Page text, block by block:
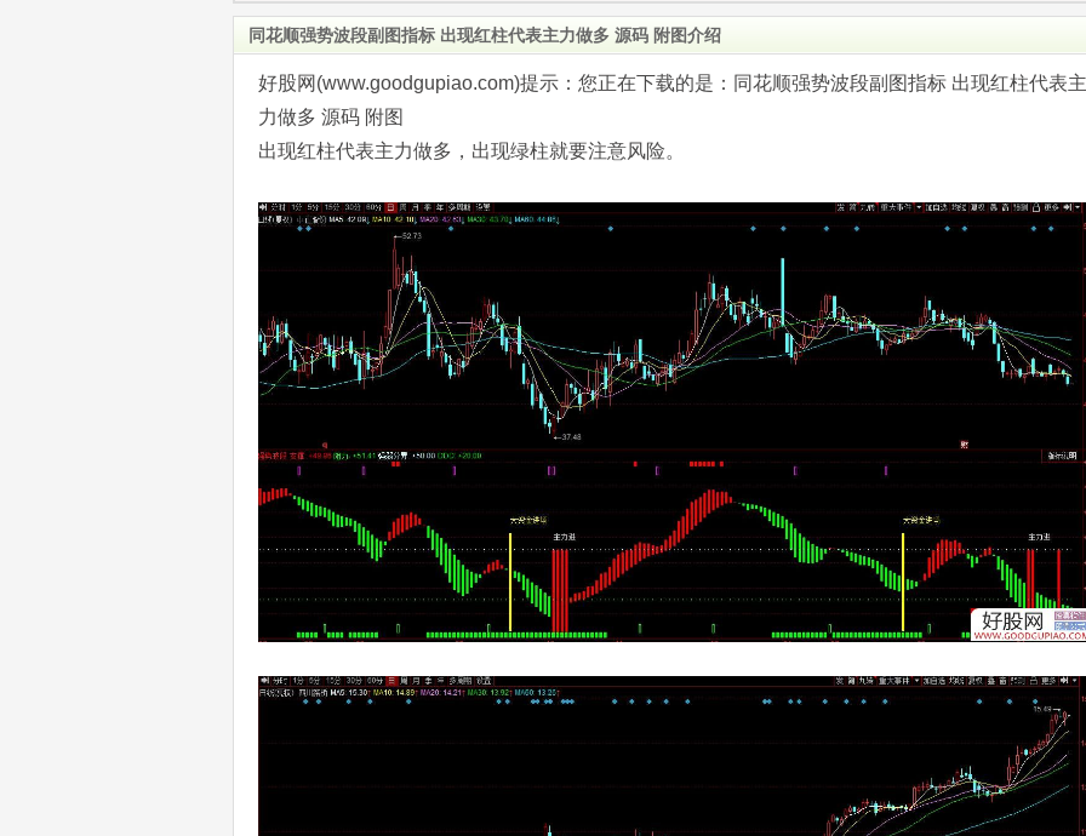
同花顺强势波段副图指标 出现红柱代表主力做多 源码 附图介绍
好股网(www.goodgupiao.com)提示：您正在下载的是：同花顺强势波段副图指标 出现红柱代表主
力做多 源码 附图
出现红柱代表主力做多，出现绿柱就要注意风险。